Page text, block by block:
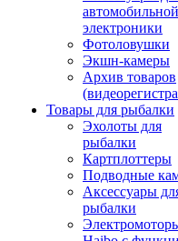
автомобильной
электроники
Фотоловушки
Экшн-камеры
Архив товаров
Товары для рыбалки
Эхолоты для
рыбалки
Картплоттеры
Подводные
Аксессуары
рыбалки